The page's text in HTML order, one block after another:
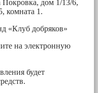
дом 1/13/6,
комната 1.
«Клуб добряков»
на электронную
будет